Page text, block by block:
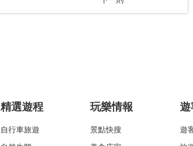
精選遊程
自行車旅遊
玩樂情報
景點快搜
遊